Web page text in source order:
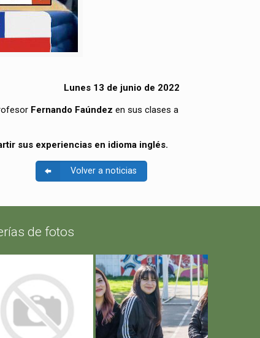
Lunes 13 de junio de 2022
Fernando Faúndez en sus clases a
sus experiencias en idioma inglés.
Volver a noticias
de fotos